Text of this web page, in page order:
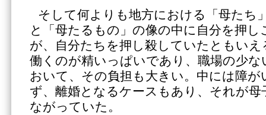
そして何よりも地方における「母たち
と「母たるもの」の像の中に自分を押
が、自分たちを押し殺していたともい
働くのが精いっぱいであり、職場の少な
おいて、その負担も大きい。中には障
ず、離婚となるケースもあり、それが
ながっていた。